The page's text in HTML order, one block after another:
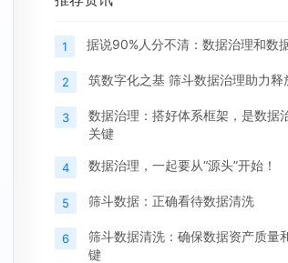
1 据说90%人分不清：数据治理和数
2 筑数字化之基 筛斗数据治理助力释
3
数据治理：搭好体系框架，是数据
关键
4 数据治理，一起要从“源头”开始！
5 筛斗数据：正确看待数据清洗
6
筛斗数据清洗：确保数据资产质量
键